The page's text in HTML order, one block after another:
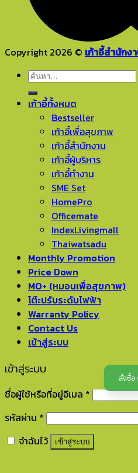
Copyright 2026 © เก้าอี้สำนักง
ค้นหา:
เก้าอี้ทั้งหมด
Bestseller
เก้าอี้เพื่อสุขภาพ
เก้าอี้สำนักงาน
เก้าอี้ผู้บริหาร
เก้าอี้ทำงาน
SME Set
HomePro
Officemate
IndexLivingmall
Thaiwatsadu
Monthly Promotion
Price Down
MO+ (หมอนเพื่อสุขภาพ)
โต๊ะปรับระดับไฟฟ้า
Warranty Policy
Contact Us
เข้าสู่ระบบ
เข้าสู่ระบบ
ชื่อผู้ใช้หรือที่อยู่อีเมล *
รหัสผ่าน *
จำฉันไว้
เข้าสู่ระบบ
สั่งซื้อ